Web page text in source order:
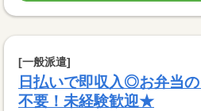
[一般派遣]
日払いで即収入◎お弁当
不要！未経験歓迎★